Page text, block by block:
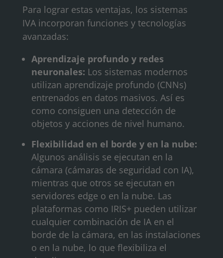
Para lograr estas ventajas, los sistemas
IVA incorporan funciones y tecnologías
avanzadas:
Aprendizaje profundo y redes
neuronales: Los sistemas modernos
utilizan aprendizaje profundo (CNNs)
entrenados en datos masivos. Así es
como consiguen una detección de
objetos y acciones de nivel humano.
Flexibilidad en el borde y en la nube:
Algunos análisis se ejecutan en la
cámara (cámaras de seguridad con IA),
mientras que otros se ejecutan en
servidores edge o en la nube. Las
plataformas como IRIS+ pueden utilizar
cualquier combinación de IA en el
borde de la cámara, en las instalaciones
o en la nube, lo que flexibiliza el